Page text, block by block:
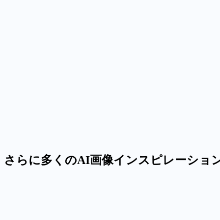
さらに多くのAI画像インスピレーショ